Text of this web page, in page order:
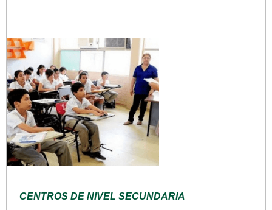
CENTROS DE NIVEL SECUNDARIA